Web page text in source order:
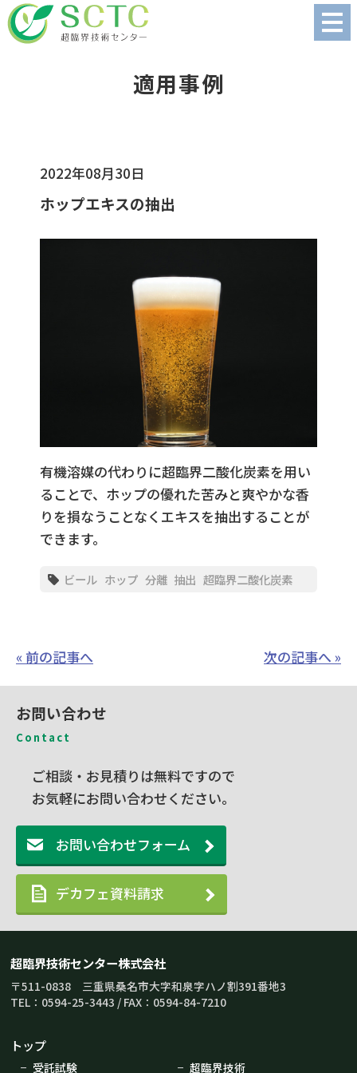
適用事例
2022年08月30日
ホップエキスの抽出
有機溶媒の代わりに超臨界二酸化炭素を用い
ることで、ホップの優れた苦みと爽やかな香
りを損なうことなくエキスを抽出することが
できます。
ビール ホップ 分離 抽出 超臨界二酸化炭素
« 前の記事へ 次の記事へ »
お問い合わせ
Contact
ご相談・お見積りは無料ですので
お気軽にお問い合わせください。
お問い合わせフォーム
デカフェ資料請求
超臨界技術センター株式会社
〒511-0838 三重県桑名市大字和泉字ハノ割391番地3
TEL：0594-25-3443 / FAX：0594-84-7210
トップ
受託試験 超臨界技術